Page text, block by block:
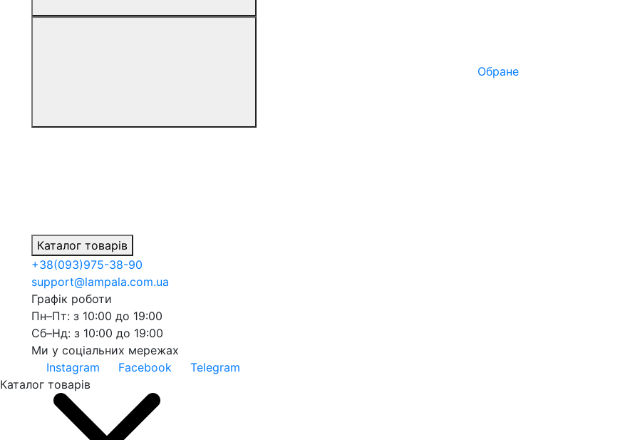
Обране
Каталог товарів
+38(093)975-38-90
support@lampala.com.ua
Графік роботи
Пн–Пт: з 10:00 до 19:00
Сб–Нд: з 10:00 до 19:00
Ми у соціальних мережах
Instagram
Facebook
Telegram
Каталог товарів